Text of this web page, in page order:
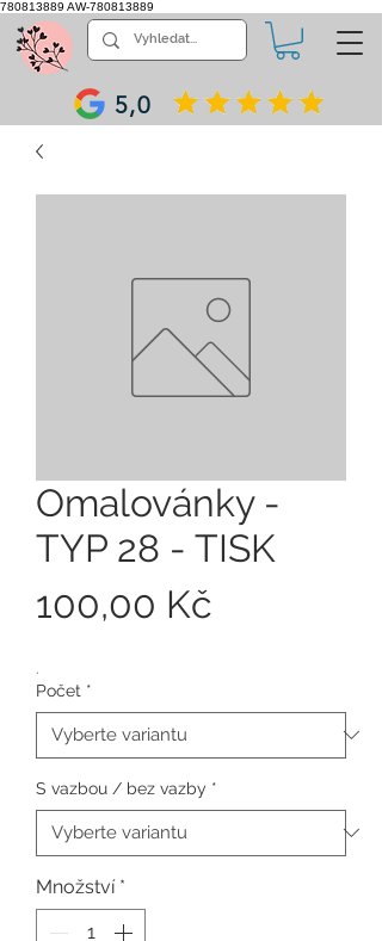
780813889 AW-780813889
5,0
Omalovánky -
TYP 28 - TISK
100,00 Kč
.
Počet *
S vazbou / bez vazby *
Množství *